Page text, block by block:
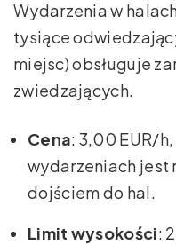
Wydarzenia w
tysiące
miejsc) obsługuje
zwiedzających.
Cena: 3,00 EUR/
wydarzeniach jest
dojściem do hal.
Limit wysokości: